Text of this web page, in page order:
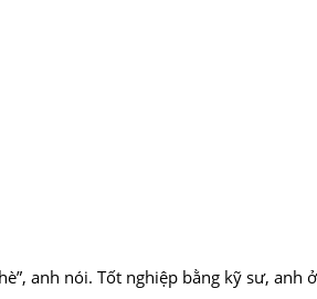
anh nói. Tốt nghiệp bằng kỹ sư, anh ở